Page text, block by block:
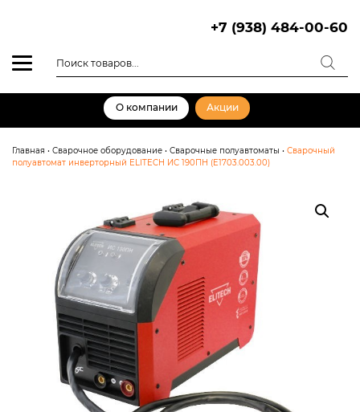
+7 (938) 484-00-60
товаров
О компании Акции
Главная • Сварочное оборудование • Сварочные полуавтоматы • Сварочный
полуавтомат инверторный ELITECH ИС 190ПН (E1703.003.00)